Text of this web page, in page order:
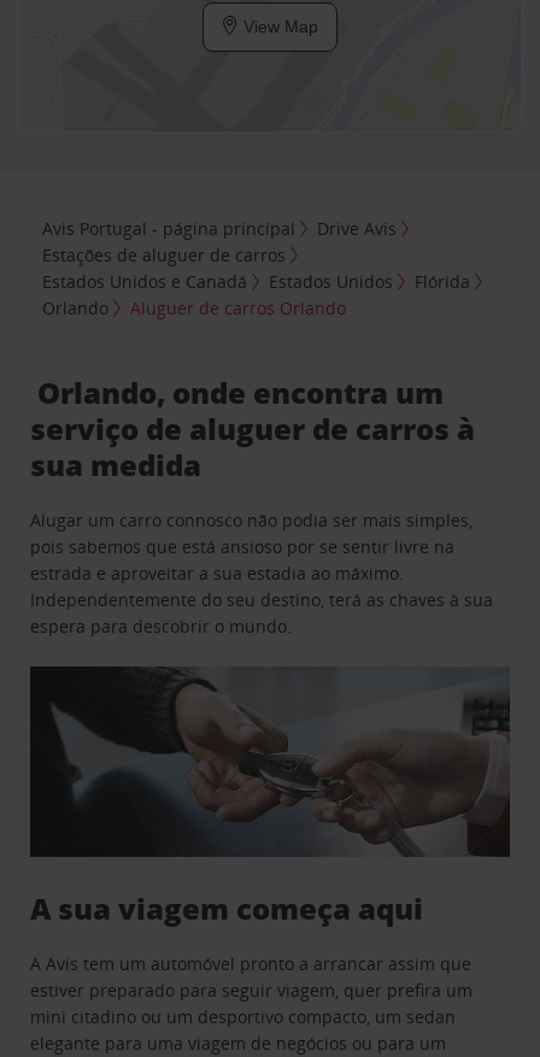
View Map
Avis Portugal - página principal
Drive Avis
Estações de aluguer de carros
Estados Unidos e Canadá
Estados Unidos
Flórida
Orlando
Aluguer de carros Orlando
Orlando, onde encontra um
serviço de aluguer de carros à
sua medida
Alugar um carro connosco não podia ser mais simples,
pois sabemos que está ansioso por se sentir livre na
estrada e aproveitar a sua estadia ao máximo.
Independentemente do seu destino, terá as chaves à sua
espera para descobrir o mundo.
A sua viagem começa aqui
A Avis tem um automóvel pronto a arrancar assim que
estiver preparado para seguir viagem, quer prefira um
mini citadino ou um desportivo compacto, um sedan
elegante para uma viagem de negócios ou para um